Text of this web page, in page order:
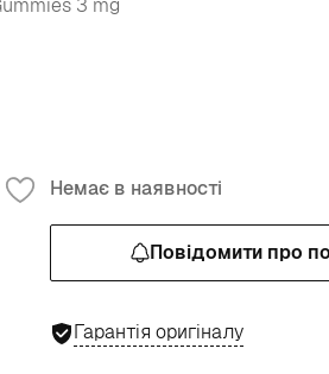
Немає в наявності
Повідомити про
Гарантія оригіналу